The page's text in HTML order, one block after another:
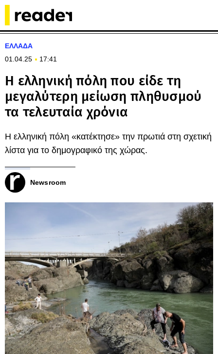
ΕΛΛΑΔΑ
01.04.25
17:41
Η ελληνική πόλη που είδε τη
μεγαλύτερη μείωση πληθυσμού
τα τελευταία χρόνια
Η ελληνική πόλη «κατέκτησε» την πρωτιά στη σχετική
λίστα για το δημογραφικό της χώρας.
Newsroom